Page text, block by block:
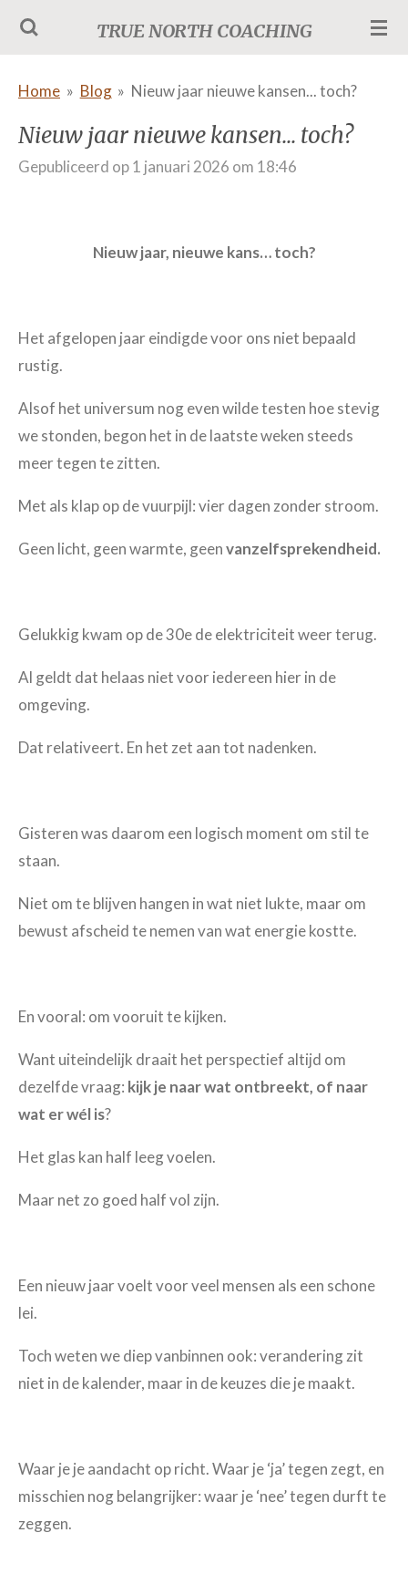
Ga
de
hoofdinhoud
TRUE NORTH COACHING
Home » Blog » Nieuw jaar nieuwe kansen... toch?
Nieuw jaar nieuwe kansen... toch?
Gepubliceerd op 1 januari 2026 om 18:46
Nieuw jaar, nieuwe kans… toch?
Het afgelopen jaar eindigde voor ons niet bepaald
rustig.
Alsof het universum nog even wilde testen hoe stevig
we stonden, begon het in de laatste weken steeds
meer tegen te zitten.
Met als klap op de vuurpijl: vier dagen zonder stroom.
Geen licht, geen warmte, geenvanzelfsprekendheid.
Gelukkig kwam op de 30e de elektriciteit weer terug.
Al geldt dat helaas niet voor iedereen hier in de
omgeving.
Dat relativeert. En het zet aan tot nadenken.
Gisteren was daarom een logisch moment om stil te
staan.
Niet om te blijven hangen in wat niet lukte, maar om
bewust afscheid te nemen van wat energie kostte.
En vooral: om vooruit te kijken.
Want uiteindelijk draait het perspectief altijd om
dezelfde vraag: kijk je naar wat ontbreekt, of naar
wat er wél is?
Het glas kan half leeg voelen.
Maar net zo goed half vol zijn.
Een nieuw jaar voelt voor veel mensen als een schone
lei.
Toch weten we diep vanbinnen ook: verandering zit
niet in de kalender, maar in de keuzes die je maakt.
Waar je je aandacht op richt. Waar je ‘ja’ tegen zegt, en
misschien nog belangrijker: waar je ‘nee’ tegen durft te
zeggen.